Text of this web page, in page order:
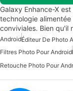
Galaxy Enhance-X
technologie
conviviales. Bien qu'il
Android
Filtres Photo Pour Android
Retouche Photo Pour